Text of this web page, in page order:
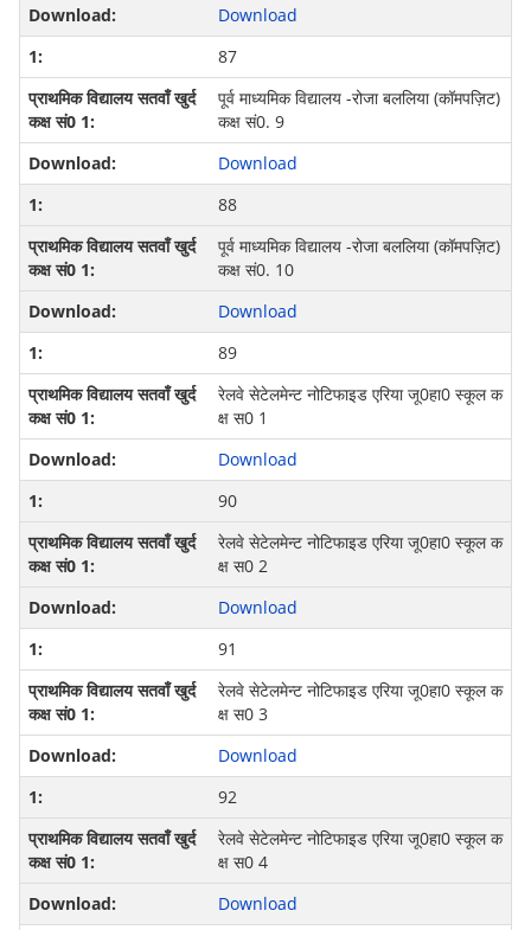
Download
87
पूर्व माध्यमिक विद्यालय -रोजा बललिया (कॉमपज़िट)
कक्ष सं0. 9
Download
88
पूर्व माध्यमिक विद्यालय -रोजा बललिया (कॉमपज़िट)
कक्ष सं0. 10
Download
89
रेलवे सेटेलमेन्‍ट नो‍टिफाइड एरिया जू0हा0 स्‍कूल क
क्ष स0 1
Download
90
रेलवे सेटेलमेन्‍ट नो‍टिफाइड एरिया जू0हा0 स्‍कूल क
क्ष स0 2
Download
91
रेलवे सेटेलमेन्‍ट नो‍टिफाइड एरिया जू0हा0 स्‍कूल क
क्ष स0 3
Download
92
रेलवे सेटेलमेन्‍ट नो‍टिफाइड एरिया जू0हा0 स्‍कूल क
क्ष स0 4
Download